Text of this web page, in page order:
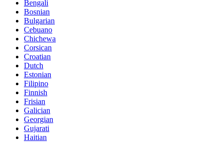
Bengali
Bosnian
Bulgarian
Cebuano
Chichewa
Corsican
Croatian
Dutch
Estonian
Filipino
Finnish
Frisian
Galician
Georgian
Gujarati
Haitian